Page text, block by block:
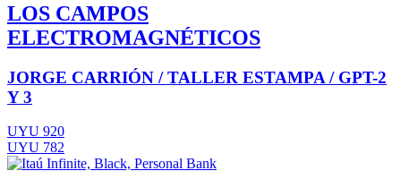
LOS CAMPOS
ELECTROMAGNÉTICOS
JORGE CARRIÓN / TALLER ESTAMPA / GPT-2
Y 3
UYU 920
UYU 782